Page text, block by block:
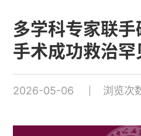
多学科专家联
手术成功救治
2026-05-06 浏览次